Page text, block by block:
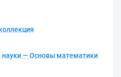
— Основы математики